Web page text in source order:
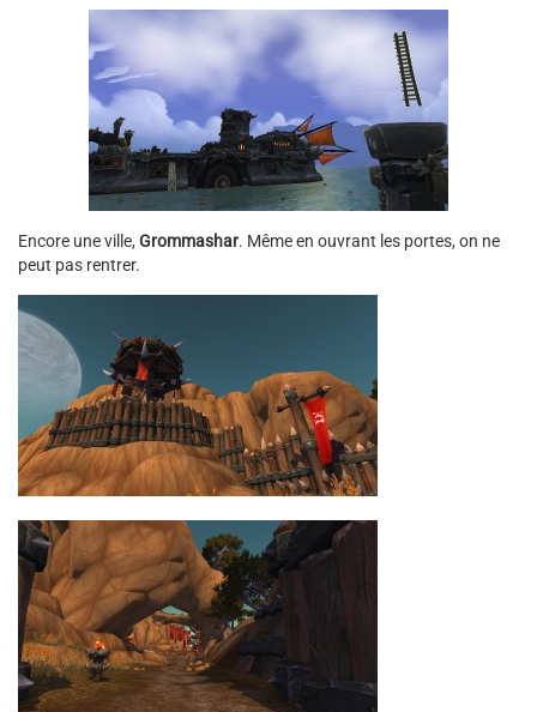
Encore une ville, Grommashar. Même en ouvrant les portes, on ne
peut pas rentrer.